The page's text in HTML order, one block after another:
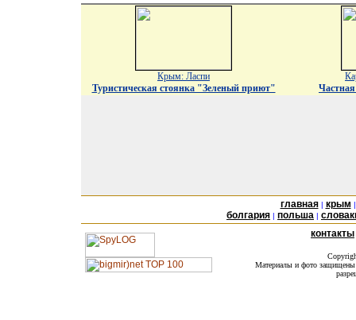
Крым: Ласпи
Туристическая стоянка "Зеленый приют"
главная| крым
болгария | польша |
контакты
Материалы и фото защищены